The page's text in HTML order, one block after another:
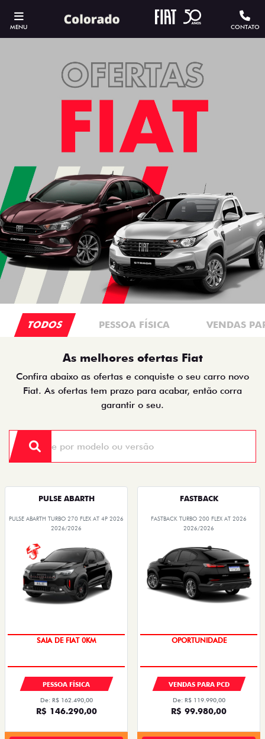
MENU CONTATO
TODOS PESSOA FÍSICA VENDAS
As melhores ofertas Fiat
Confira abaixo as ofertas e conquiste o seu carro novo
Fiat. As ofertas tem prazo para acabar, então corra
garantir o seu.
PULSE ABARTH
PULSE ABARTH TURBO 270 FLEX AT 4P 2026
2026/2026
SAIA DE FIAT 0KM
PESSOA FÍSICA
De: R$ 162.490,00
R$ 146.290,00
FASTBACK
FASTBACK TURBO 200 FLEX AT 2026
2026/2026
OPORTUNIDADE
VENDAS PARA PCD
De: R$ 119.990,00
R$ 99.980,00